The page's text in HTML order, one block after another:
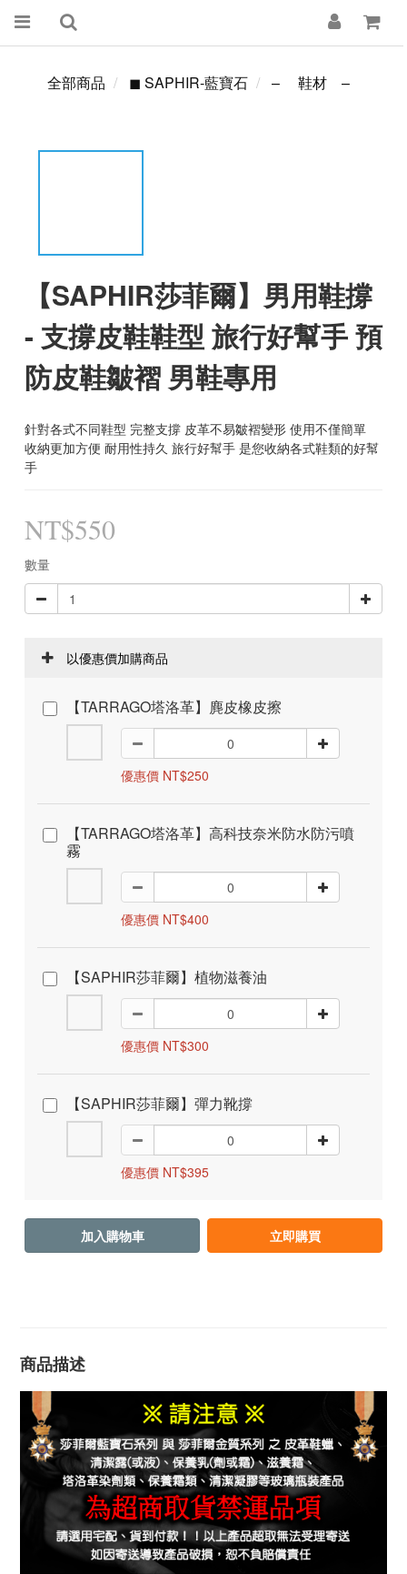
全部商品 ◼ SAPHIR-藍寶石 – 鞋材 –
【SAPHIR莎菲爾】男用鞋撐
- 支撐皮鞋鞋型 旅行好幫手 預
防皮鞋皺褶 男鞋專用
針對各式不同鞋型 完整支撐 皮革不易皺褶變形 使用不僅簡單
收納更加方便 耐用性持久 旅行好幫手 是您收納各式鞋類的好幫
手
NT$550
數量
以優惠價加購商品
【TARRAGO塔洛革】麂皮橡皮擦
優惠價 NT$250
【TARRAGO塔洛革】高科技奈米防水防污噴
霧
優惠價 NT$400
【SAPHIR莎菲爾】植物滋養油
優惠價 NT$300
【SAPHIR莎菲爾】彈力靴撐
優惠價 NT$395
加入購物車 立即購買
商品描述